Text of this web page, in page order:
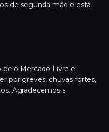
de segunda mão e está
pelo Mercado Livre e
por greves, chuvas fortes,
Agradecemos a